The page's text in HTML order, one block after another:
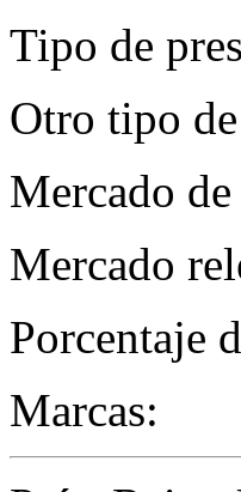
Tipo de
Otro tipo
Mercado
Mercado
Porcentaje
Marcas: